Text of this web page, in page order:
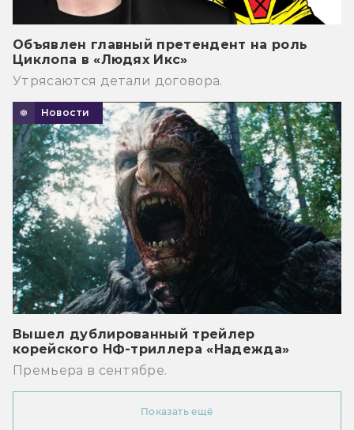
Объявлен главный претендент на роль
Циклопа в «Людях Икс»
Утрясаются детали договора.
Новости
Вышел дублированный трейлер
корейского НФ-триллера «Надежда»
Премьера в сентябре.
Показать ещё